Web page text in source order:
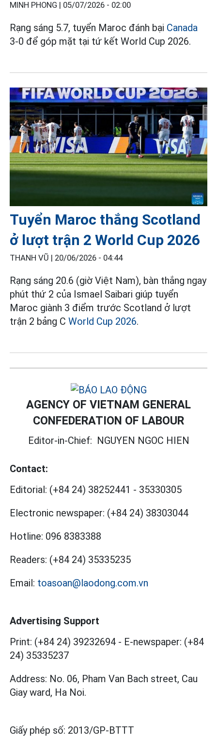
MINH PHONG | 05/07/2026 - 02:00
Rạng sáng 5.7, tuyển Maroc đánh bại Canada
3-0 để góp mặt tại tứ kết World Cup 2026.
Tuyển Maroc thắng Scotland
ở lượt trận 2 World Cup 2026
THANH VŨ | 20/06/2026 - 04:44
Rạng sáng 20.6 (giờ Việt Nam), bàn thắng ngay
phút thứ 2 của Ismael Saibari giúp tuyển
Maroc giành 3 điểm trước Scotland ở lượt
trận 2 bảng C World Cup 2026.
AGENCY OF VIETNAM GENERAL
CONFEDERATION OF LABOUR
Editor-in-Chief: NGUYEN NGOC HIEN
Contact:
Editorial: (+84 24) 38252441 - 35330305
Electronic newspaper: (+84 24) 38303044
Hotline: 096 8383388
Readers: (+84 24) 35335235
Email: toasoan@laodong.com.vn
Advertising Support
Print: (+84 24) 39232694 - E-newspaper: (+84
24) 35335237
Address: No. 06, Pham Van Bach street, Cau
Giay ward, Ha Noi.
Giấy phép số: 2013/GP-BTTT